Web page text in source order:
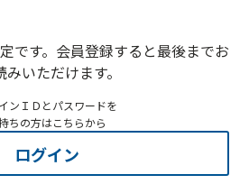
です。会員登録すると最後までお
みいただけます。
ンＩＤとパスワードを
ちの方はこちらから
ログイン